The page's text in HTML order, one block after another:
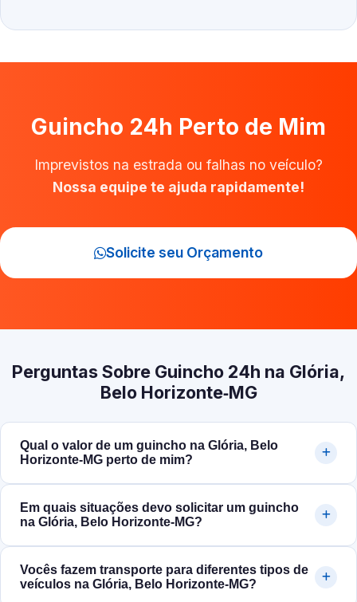
Guincho 24h Perto de Mim
Imprevistos na estrada ou falhas no veículo?
Nossa equipe te ajuda rapidamente!
Solicite seu Orçamento
Perguntas Sobre Guincho 24h na Glória,
Belo Horizonte‑MG
Qual o valor de um guincho na Glória, Belo
Horizonte‑MG perto de mim?
Em quais situações devo solicitar um guincho
na Glória, Belo Horizonte‑MG?
Vocês fazem transporte para diferentes tipos de
veículos na Glória, Belo Horizonte‑MG?